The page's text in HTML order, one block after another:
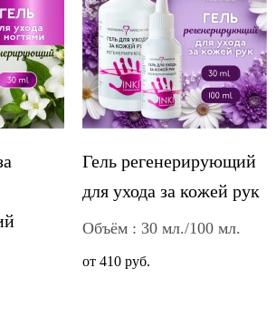
Гель регенерирующий
для ухода за кожей рук
Объём : 30 мл./100 мл.
от 410 руб.